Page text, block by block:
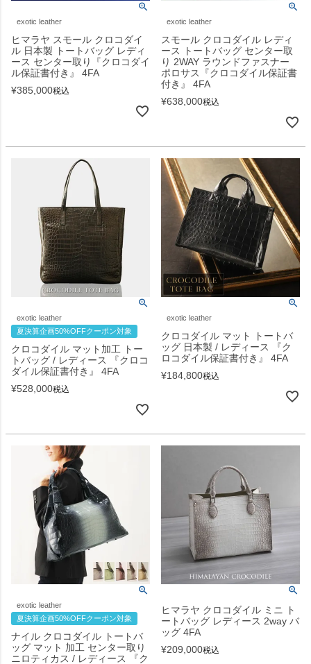
exotic leather
ヒマラヤ スモール クロコダイ
ル 日本製 トートバッグ レディ
ース センター取り『クロコダイ
ル保証書付き』 4FA
¥385,000税込
exotic leather
スモール クロコダイル レディ
ース トートバッグ センター取
り 2WAY ラウンドファスナー
ポロサス『クロコダイル保証書
付き』 4FA
¥638,000税込
exotic leather
夏決算企画50%OFFクーポン対象
クロコダイル マット加工 トー
トバッグ / レディース 『クロコ
ダイル保証書付き』 4FA
¥528,000税込
exotic leather
クロコダイル マット トートバ
ッグ 日本製 / レディース 『ク
ロコダイル保証書付き』 4FA
¥184,800税込
exotic leather
夏決算企画50%OFFクーポン対象
ナイル クロコダイル トートバ
ッグ マット 加工 センター取り
ニロティカス / レディース 『ク
ヒマラヤ クロコダイル ミニ ト
ートバッグ レディース 2way バ
ッグ 4FA
¥209,000税込